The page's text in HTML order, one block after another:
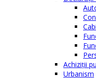
Achiziţii
Urbanism